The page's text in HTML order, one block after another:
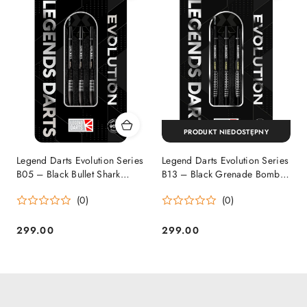
Legend Darts Evolution Series
B05 – Black Bullet Shark
(0)
Cena:
299.00
Legend Darts Evolution Series
B13 – Black Grenade Bomb
(0)
Cena:
299.00
PRODUKT NIEDOSTĘPNY